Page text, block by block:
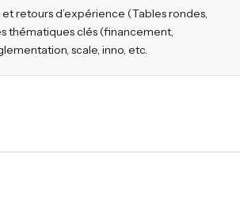
retours d’expérience (Tables rondes,
thématiques clés (financement,
scale, inno, etc.